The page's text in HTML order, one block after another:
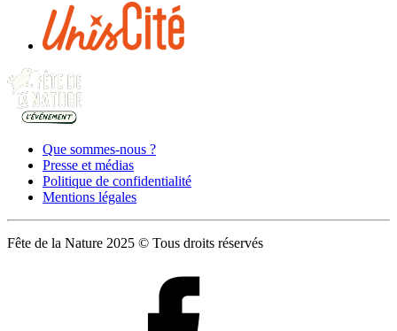
Que sommes-nous ?
Presse et médias
Politique de confidentialité
Mentions légales
Fête de la Nature 2025 © Tous droits réservés